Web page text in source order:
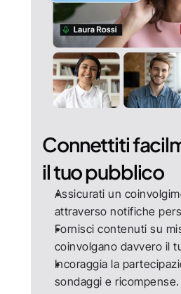
Connettiti
il tuo pubblico
Assicurati un
attraverso notifiche
Fornisci contenuti su
coinvolgano davvero il
Incoraggia la
sondaggi e ricompense.